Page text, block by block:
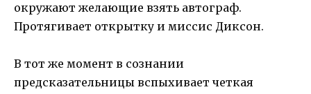
окружают желающие взять автограф.
Протягивает открытку и миссис Диксон.
В тот же момент в сознании
предсказательницы вспыхивает четкая